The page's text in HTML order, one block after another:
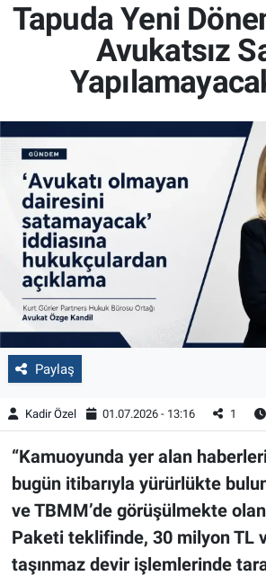
Tapuda Yeni
Avukatsız
Paylaş
Kadir Özel 01.07.2026 - 13:16 1
“Kamuoyunda yer alan
bugün itibarıyla yürürlükte
ve TBMM’de görüşülmekte olan
Paketi teklifinde, 30 milyon TL
taşınmaz devir işlemlerinde